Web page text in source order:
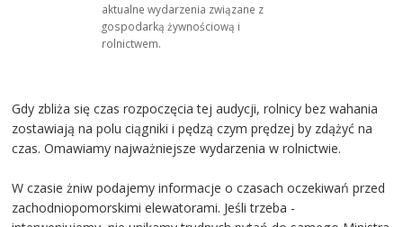
aktualne wydarzenia związane z
gospodarką żywnościową i
rolnictwem.
Gdy zbliża się czas rozpoczęcia tej audycji, rolnicy bez wahania
zostawiają na polu ciągniki i pędzą czym prędzej by zdążyć na
czas. Omawiamy najważniejsze wydarzenia w rolnictwie.
W czasie żniw podajemy informacje o czasach oczekiwań przed
zachodniopomorskimi elewatorami. Jeśli trzeba -